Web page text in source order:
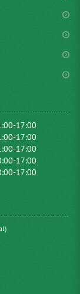
17:00
17:00
17:00
17:00
17:00